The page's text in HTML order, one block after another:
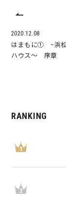
2020.12.08
はまもに① ~浜
ハウス～ 序章
RANKING
1
2